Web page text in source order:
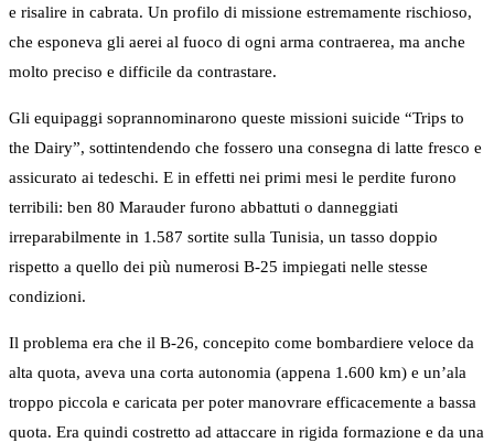
e risalire in cabrata. Un profilo di missione estremamente rischioso,
che esponeva gli aerei al fuoco di ogni arma contraerea, ma anche
molto preciso e difficile da contrastare.
Gli equipaggi soprannominarono queste missioni suicide “Trips to
the Dairy”, sottintendendo che fossero una consegna di latte fresco e
assicurato ai tedeschi. E in effetti nei primi mesi le perdite furono
terribili: ben 80 Marauder furono abbattuti o danneggiati
irreparabilmente in 1.587 sortite sulla Tunisia, un tasso doppio
rispetto a quello dei più numerosi B-25 impiegati nelle stesse
condizioni.
Il problema era che il B-26, concepito come bombardiere veloce da
alta quota, aveva una corta autonomia (appena 1.600 km) e un’ala
troppo piccola e caricata per poter manovrare efficacemente a bassa
quota. Era quindi costretto ad attaccare in rigida formazione e da una